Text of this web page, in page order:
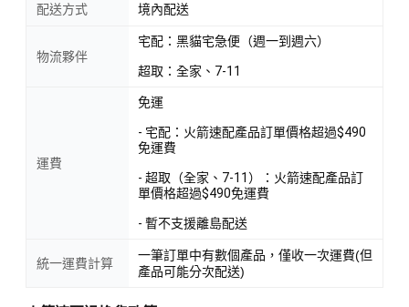
配送方式 境內配送
物流夥伴
宅配：黑貓宅急便（週一到週六）
超取：全家、7-11
運費
免運
- 宅配：火箭速配產品訂單價格超過$490
免運費
- 超取（全家、7-11）：火箭速配產品訂
單價格超過$490免運費
- 暫不支援離島配送
統一運費計算
一筆訂單中有數個產品，僅收一次運費(但
產品可能分次配送)